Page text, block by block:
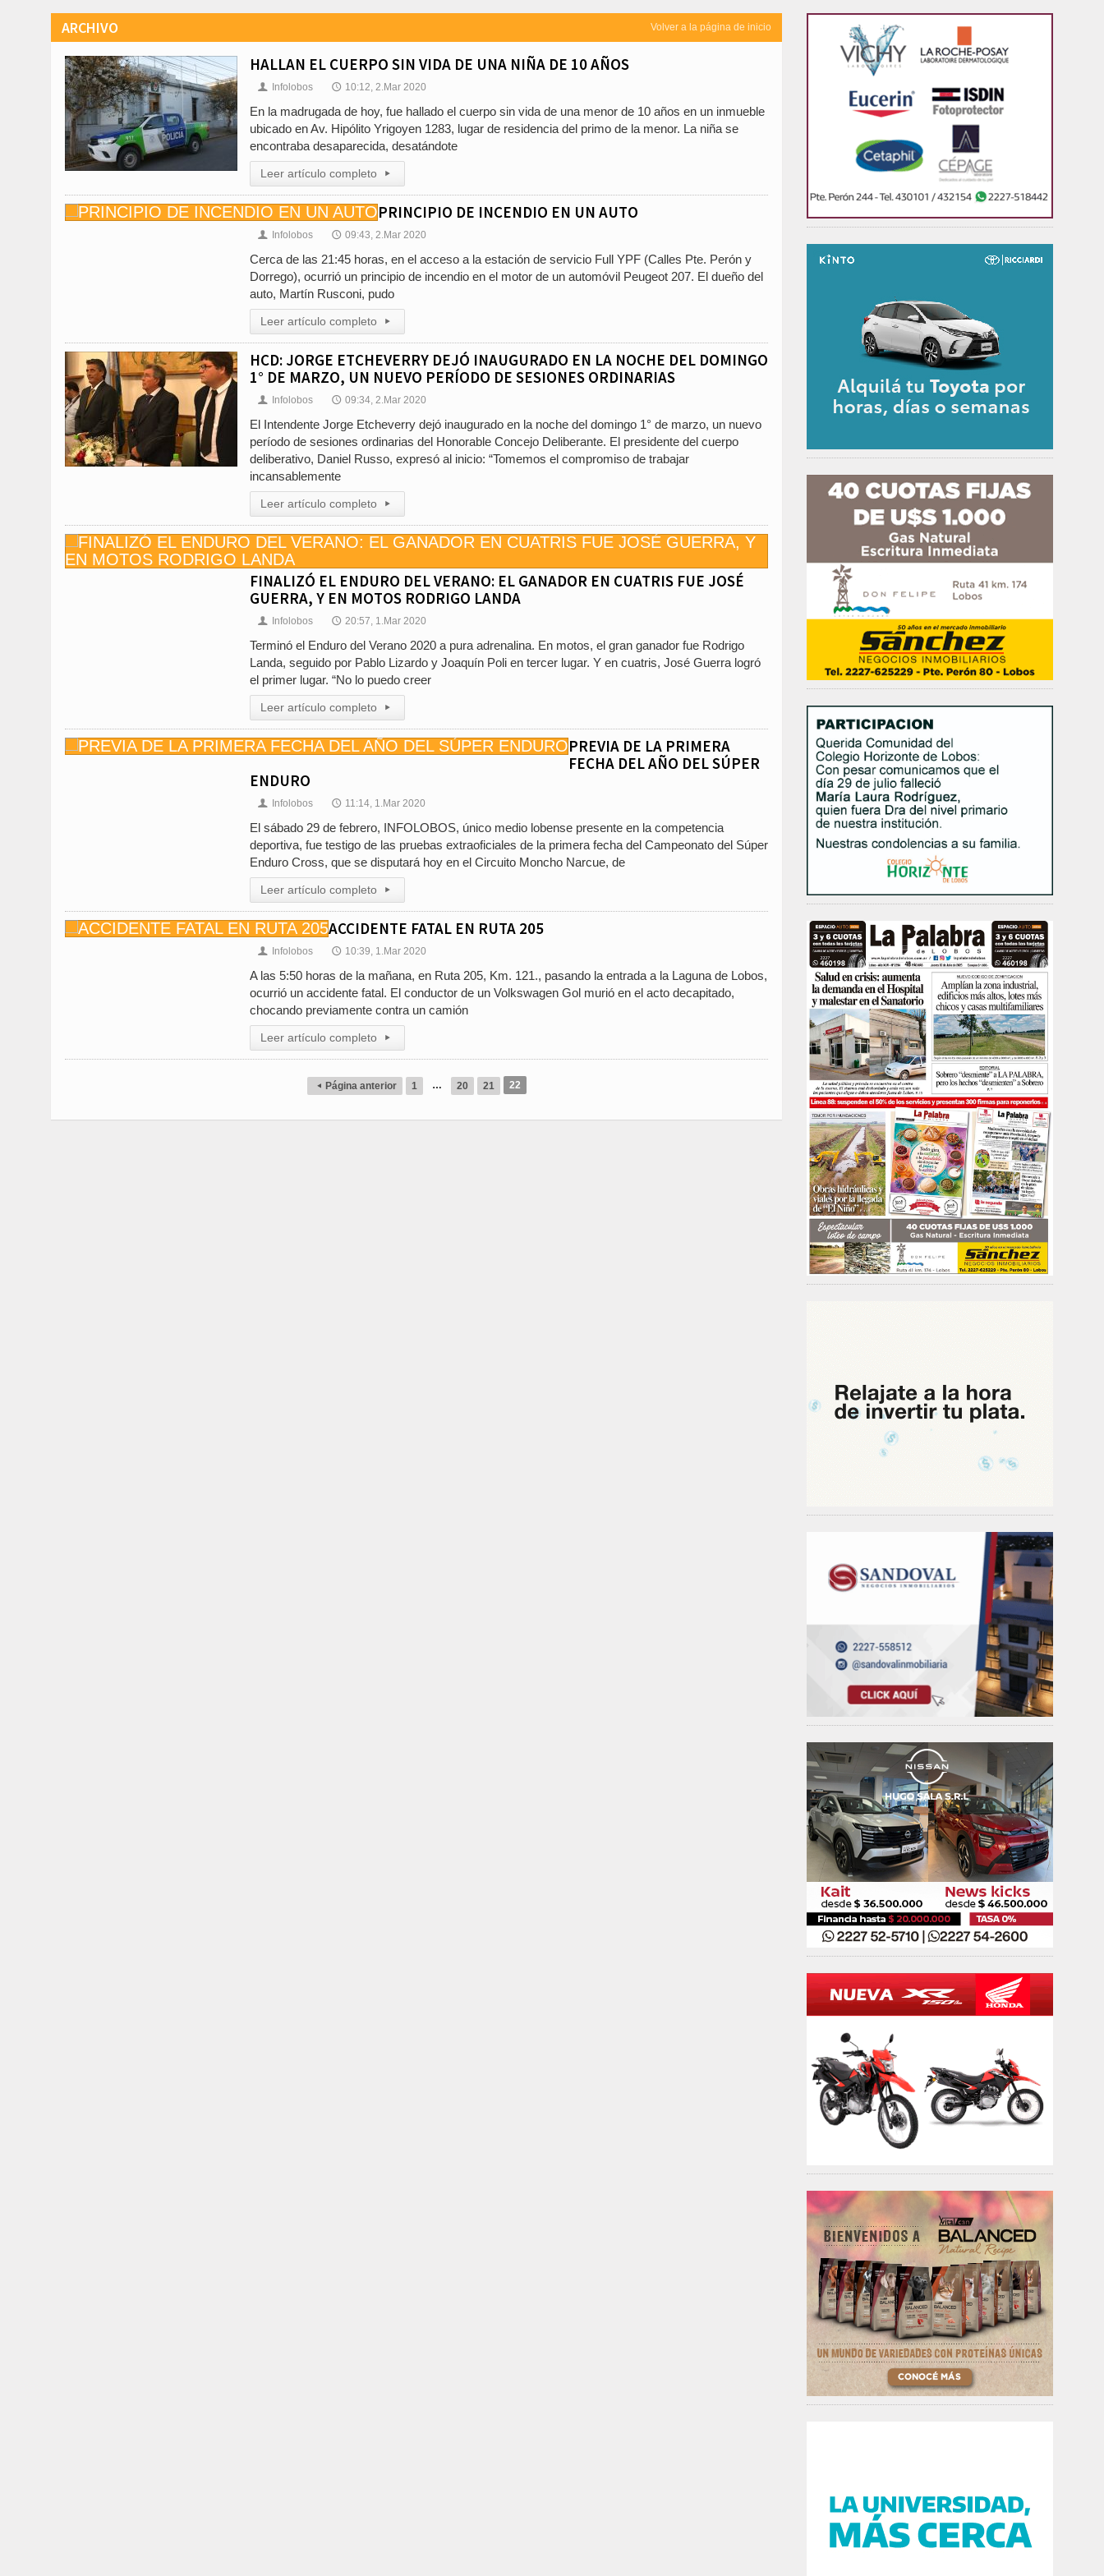
Volver a la página de inicio
ARCHIVO
HALLAN EL CUERPO SIN VIDA DE UNA NIÑA DE 10 AÑOS
👤 Infolobos 🕔 10:12, 2.Mar 2020
En la madrugada de hoy, fue hallado el cuerpo sin vida de una menor de 10 años en un inmueble
ubicado en Av. Hipólito Yrigoyen 1283, lugar de residencia del primo de la menor. La niña se
encontraba desaparecida, desatándote
Leer artículo completo ▸
PRINCIPIO DE INCENDIO EN UN AUTO
👤 Infolobos 🕔 09:43, 2.Mar 2020
Cerca de las 21:45 horas, en el acceso a la estación de servicio Full YPF (Calles Pte. Perón y
Dorrego), ocurrió un principio de incendio en el motor de un automóvil Peugeot 207. El dueño del
auto, Martín Rusconi, pudo
Leer artículo completo ▸
HCD: JORGE ETCHEVERRY DEJÓ INAUGURADO EN LA NOCHE DEL DOMINGO
1° DE MARZO, UN NUEVO PERÍODO DE SESIONES ORDINARIAS
👤 Infolobos 🕔 09:34, 2.Mar 2020
El Intendente Jorge Etcheverry dejó inaugurado en la noche del domingo 1° de marzo, un nuevo
período de sesiones ordinarias del Honorable Concejo Deliberante. El presidente del cuerpo
deliberativo, Daniel Russo, expresó al inicio: “Tomemos el compromiso de trabajar
incansablemente
Leer artículo completo ▸
FINALIZÓ EL ENDURO DEL VERANO: EL GANADOR EN CUATRIS FUE JOSÉ
GUERRA, Y EN MOTOS RODRIGO LANDA
👤 Infolobos 🕔 20:57, 1.Mar 2020
Terminó el Enduro del Verano 2020 a pura adrenalina. En motos, el gran ganador fue Rodrigo
Landa, seguido por Pablo Lizardo y Joaquín Poli en tercer lugar. Y en cuatris, José Guerra logró
el primer lugar. “No lo puedo creer
Leer artículo completo ▸
PREVIA DE LA PRIMERA
FECHA DEL AÑO DEL SÚPER
ENDURO
👤 Infolobos 🕔 11:14, 1.Mar 2020
El sábado 29 de febrero, INFOLOBOS, único medio lobense presente en la competencia
deportiva, fue testigo de las pruebas extraoficiales de la primera fecha del Campeonato del Súper
Enduro Cross, que se disputará hoy en el Circuito Moncho Narcue, de
Leer artículo completo ▸
ACCIDENTE FATAL EN RUTA 205
👤 Infolobos 🕔 10:39, 1.Mar 2020
A las 5:50 horas de la mañana, en Ruta 205, Km. 121., pasando la entrada a la Laguna de Lobos,
ocurrió un accidente fatal. El conductor de un Volkswagen Gol murió en el acto decapitado,
chocando previamente contra un camión
Leer artículo completo ▸
◂ Página anterior 1 … 20 21 22